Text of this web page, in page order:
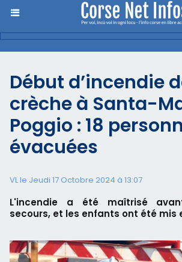
Début d’incendie
crèche à Santa-
Poggio : 18
évacuées
VL le Jeudi 17 Octobre 2024 à 13:07
L'incendie a été maîtrisé
secours, et les enfants ont été mis